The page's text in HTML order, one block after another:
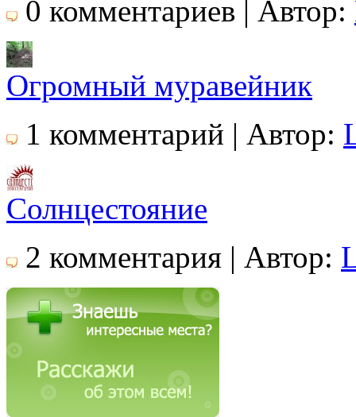
0 комментариев | Автор:
Огромный муравейник
1 комментарий | Автор:
Солнцестояние
2 комментария | Автор: